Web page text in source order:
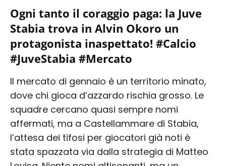
Ogni tanto il coraggio paga: la Juve
Stabia trova in Alvin Okoro un
protagonista inaspettato! #Calcio
#JuveStabia #Mercato
Il mercato di gennaio è un territorio minato,
dove chi gioca d’azzardo rischia grosso. Le
squadre cercano quasi sempre nomi
affermati, ma a Castellammare di Stabia,
l’attesa dei tifosi per giocatori già noti è
stata spazzata via dalla strategia di Matteo